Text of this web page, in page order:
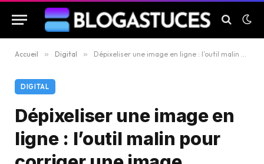
Accueil » Digital » Dépixeliser une image en ligne : l’outil malin pour corriger une image pixelisée
DIGITAL
Dépixeliser une image en
ligne : l’outil malin pour